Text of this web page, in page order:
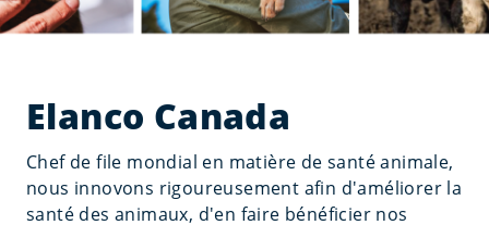
Elanco Canada
Chef de file mondial en matière de santé animale,
nous innovons rigoureusement afin d'améliorer la
santé des animaux, d'en faire bénéficier nos